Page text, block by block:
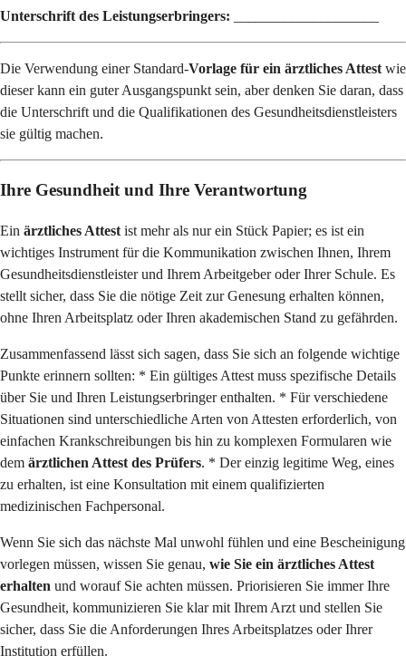
Unterschrift des Leistungserbringers:
Die Verwendung einer Standard-Vorlage für ein ärztliches Attest wie
dieser kann ein guter Ausgangspunkt sein, aber denken Sie daran, dass
die Unterschrift und die Qualifikationen des Gesundheitsdienstleisters
sie gültig machen.
Ihre Gesundheit und Ihre Verantwortung
Ein ärztliches Attest ist mehr als nur ein Stück Papier; es ist ein
wichtiges Instrument für die Kommunikation zwischen Ihnen, Ihrem
Gesundheitsdienstleister und Ihrem Arbeitgeber oder Ihrer Schule. Es
stellt sicher, dass Sie die nötige Zeit zur Genesung erhalten können,
ohne Ihren Arbeitsplatz oder Ihren akademischen Stand zu gefährden.
Zusammenfassend lässt sich sagen, dass Sie sich an folgende wichtige
Punkte erinnern sollten: * Ein gültiges Attest muss spezifische Details
über Sie und Ihren Leistungserbringer enthalten. * Für verschiedene
Situationen sind unterschiedliche Arten von Attesten erforderlich, von
einfachen Krankschreibungen bis hin zu komplexen Formularen wie
dem ärztlichen Attest des Prüfers. * Der einzig legitime Weg, eines
zu erhalten, ist eine Konsultation mit einem qualifizierten
medizinischen Fachpersonal.
Wenn Sie sich das nächste Mal unwohl fühlen und eine Bescheinigung
vorlegen müssen, wissen Sie genau, wie Sie ein ärztliches Attest
erhalten und worauf Sie achten müssen. Priorisieren Sie immer Ihre
Gesundheit, kommunizieren Sie klar mit Ihrem Arzt und stellen Sie
sicher, dass Sie die Anforderungen Ihres Arbeitsplatzes oder Ihrer
Institution erfüllen.